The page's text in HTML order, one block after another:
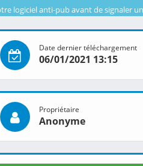
logiciel anti-pub avant de signaler
Date dernier téléchargement
06/01/2021 13:15
Propriétaire
Anonyme